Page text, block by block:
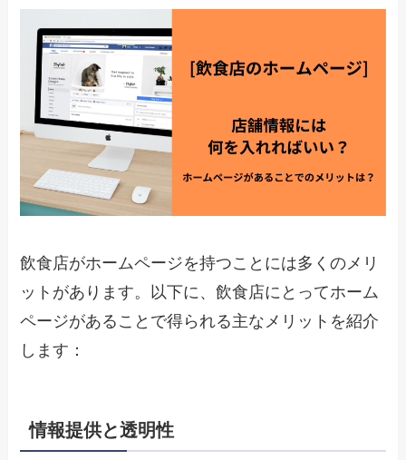
飲食店がホームページを持つことには多くのメリ
ットがあります。以下に、飲食店にとってホーム
ページがあることで得られる主なメリットを紹介
します：
情報提供と透明性